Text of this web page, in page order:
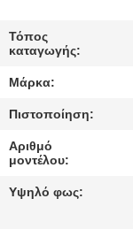
ΈΛΕΓΧΟΣ
ΜΑΣ
ΕΛΆΤΕ
ΣΕ
ΕΠΑΦΉ
Τόπος
καταγωγής:
Μάρκα:
Πιστοποίηση:
Αριθμό
μοντέλου:
Υψηλό φως: